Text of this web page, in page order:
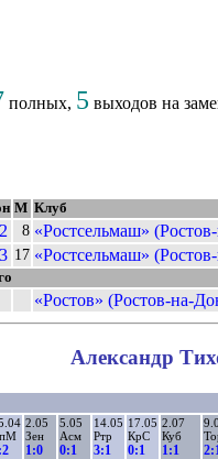
полных, 5 выходов на
М Клуб
8 «Ростсельмаш»
17 «Ростсельмаш»
«Ростов» (Ростов-на-
Александр
2.05
Зен
1:0
5.05
Асм
0:1
14.05
Ртр
3:1
17.05
КрС
0:1
2.07
Куб
1:1 2:1